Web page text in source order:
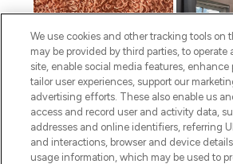
We use cookies and other tracking tools on
may be provided by third parties, to operate
site, enable social media features, enhance
tailor user experiences, support our
advertising efforts. These also enable us
access and record user and activity data,
addresses and online identifiers, referring
and interactions, browser and device
usage information, which may be used to